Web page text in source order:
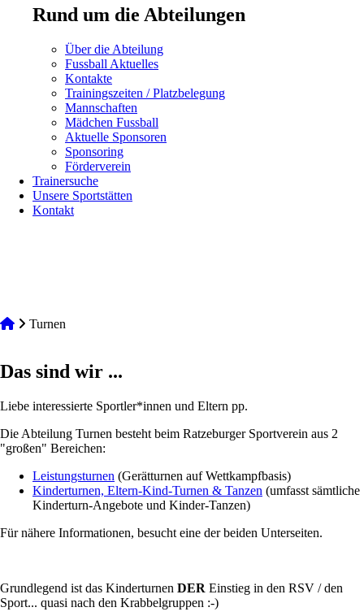
Rund um die Abteilungen
Navigation
überspringen
Über die Abteilung
Fussball Aktuelles
Kontakte
Navigation
überspringen
Trainingszeiten / Platzbelegung
Mannschaften
Mädchen Fussball
Navigation
überspringen
Aktuelle Sponsoren
Sponsoring
Förderverein
Trainersuche
Unsere Sportstätten
Kontakt
Turnen
Das sind wir ...
Liebe interessierte Sportler*innen und Eltern pp.
Die Abteilung Turnen besteht beim Ratzeburger Sportverein aus 2
"großen" Bereichen:
Leistungsturnen (Gerätturnen auf Wettkampfbasis)
Kinderturnen, Eltern-Kind-Turnen & Tanzen (umfasst sämtliche
Kinderturn-Angebote und Kinder-Tanzen)
Für nähere Informationen, besucht eine der beiden Unterseiten.
Grundlegend ist das Kinderturnen DER Einstieg in den RSV / den
Sport... quasi nach den Krabbelgruppen :-)